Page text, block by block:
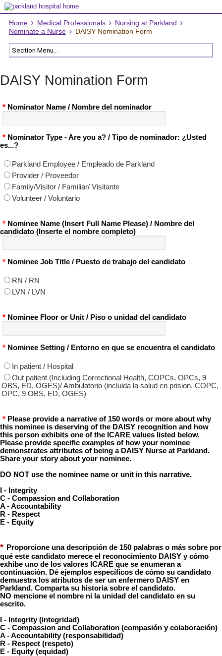
Home Medical Professionals
Nursing at Parkland
Nominate a Nurse
DAISY Nomination Form
DAISY Nomination Form
* Nominator Name / Nombre del nominador
* Nominator Type - Are you a? / Tipo de nominador: ¿Usted
es...?
Parkland Employee / Empleado de Parkland
Provider / Proveedor
Family/Visitor / Familiar/ Visitante
Volunteer / Voluntario
* Nominee Name (Insert Full Name Please) / Nombre del
candidato (Inserte el nombre completo)
* Nominee Job Title / Puesto de trabajo del candidato
RN / RN
LVN / LVN
* Nominee Floor or Unit / Piso o unidad del candidato
* Nominee Setting / Entorno en que se encuentra el candidato
In patient / Hospital
Out patient (Including Correctional Health, COPCs, OPCs, 9
OBS, ED, OGES)/ Ambulatorio (incluida la salud en prision, COPC,
OPC, 9 OBS, ED, OGES)
* Please provide a narrative of 150 words or more about why
this nominee is deserving of the DAISY recognition and how
this person exhibits one of the ICARE values listed below.
Please provide specific examples of how your nominee
demonstrates attributes of being a DAISY Nurse at Parkland.
Share your story about your nominee.
DO NOT use the nominee name or unit in this narrative.
I - Integrity
C - Compassion and Collaboration
A - Accountability
R - Respect
E - Equity
* Proporcione una descripción de 150 palabras o más sobre por
qué este candidato merece el reconocimiento DAISY y cómo
exhibe uno de los valores ICARE que se enumeran a
continuación. Dé ejemplos específicos de cómo su candidato
demuestra los atributos de ser un enfermero DAISY en
Parkland. Comparta su historia sobre el candidato.
NO mencione el nombre ni la unidad del candidato en su
escrito.
I - Integrity (integridad)
C - Compassion and Collaboration (compasión y colaboración)
A - Accountability (responsabilidad)
R - Respect (respeto)
E - Equity (equidad)